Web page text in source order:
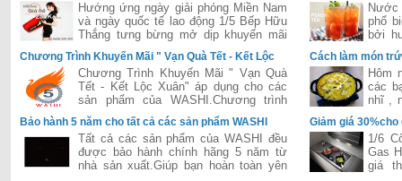
Hướng ứng ngày giải phóng Miền Nam
và ngày quốc tế lao động 1/5 Bếp Hữu
Thắng tưng bừng mở dịp khuyến mãi
lớn áp dụng cho tất các hệ thống của
Hữu Thắng trên toàn quốc
Chương Trình Khuyến Mãi " Vạn Quà Tết - Kết Lộc
Chương Trình Khuyến Mãi " Vạn Quà
Tết - Kết Lộc Xuân" áp dụng cho các
sản phẩm của WASHI.Chương trình
được đánh giá là lớn nhất năm 2015
của hãng WASHI
Bảo hành 5 năm cho tất cả các sản phẩm WASHI
Tất cả các sản phẩm của WASHI đều
được bảo hành chính hãng 5 năm từ
nhà sản xuất.Giúp bạn hoàn toàn yên
phổ
bởi
hấp
Cách làm món
Hôm
các
nhĩ ,
Giảm giá
1/6
Gas
giá